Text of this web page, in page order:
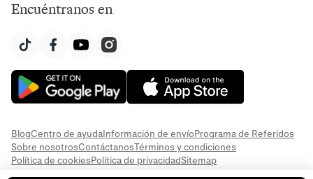
Encuéntranos en
BlogCentro de ayudaInformación de envíoPrograma de Referidos
Sobre nosotrosContáctanosTérminos y condiciones
Política de cookiesPolítica de privacidadSitemap